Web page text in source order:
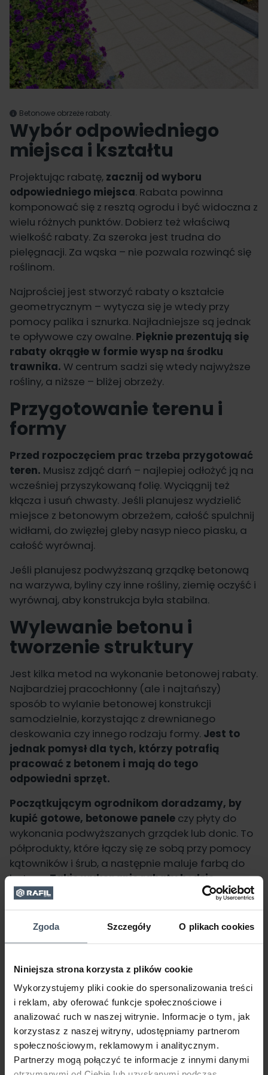
Zgoda Szczegóły O plikach cookies
Niniejsza strona korzysta z plików cookie
Wykorzystujemy pliki cookie do spersonalizowania treści
i reklam, aby oferować funkcje społecznościowe i
analizować ruch w naszej witrynie. Informacje o tym, jak
korzystasz z naszej witryny, udostępniamy partnerom
społecznościowym, reklamowym i analitycznym.
Partnerzy mogą połączyć te informacje z innymi danymi
Betonowe obrzeże rabaty.
Wybór odpowiedniego
miejsca i kształtu
Projektując rabatę, zacznij od wyboru
odpowiedniego miejsca. Rabata powinna
komponować się z resztą ogrodu i być widoczna z
wielu różnych punktów. Dobierz też właściwą
wielkość rabaty. Za szeroka jest trudna do
pielęgnacji. Za wąska – nie pozwala rozwinąć się
roślinom.
Najprościej jest stworzyć rabaty o kształcie
geometrycznym – wytycza się je wtedy przy
pomocy palika i sznurka. Najładniejsze są jednak
te opływowe czy owalne. Pięknie prezentują się
rabaty okrągłe w formie wysp na środku
trawnika. W centrum sadzi się wtedy najwyższe
rośliny, a niższe – bliżej obrzeży.
Przygotowanie terenu i
formy
Przed rozpoczęciem prac trzeba przygotować
teren. Musisz zdjąć darń – najlepiej odłożyć ją na
wcześniej przyszykowaną folię. Wyciągnij też
kłącza i usuń chwasty. Jeśli planujesz wydzielić
miejsce z betonowym obrzeżem, całość spulchnij
widłami, do zwięzłej gleby nasyp nieco piasku, a
całość wyrównaj.
Jeśli planujesz podwyższaną grządkę betonową
na warzywa, byliny czy inne rośliny, ziemię oczyść i
wyrównaj, aby konstrukcja była stabilna.
Wylewanie betonu i
tworzenie struktury
Jest kilka metod na wykonanie betonowej rabaty.
Najbardziej pracochłonny (ale i najtańszy)
sposób to wylanie betonowej konstrukcji
samodzielnie, korzystając z drewnianego
deskowania czy innego rodzaju formy. Jest to
jednak pomysł dla tych, którzy potrafią
pracować z betonem i mają do tego
odpowiedni sprzęt.
Początkującym ogrodnikom doradzamy, by
kupić gotowe, betonowe panele czy płyty do
wykonania podwyższanych grządek lub donic. To
półprodukty, które łączy się ze sobą przy pomocy
kątowników i śrub, a następnie maluje farbą do
betonu.Takie wykonanie rabaty będzie
zdecydowanie szybsze.
krawężniki. W przeciwieństwie do obrzeży
drewnianych czy z tworzywa pozostaną jak nowe
przez wiele lat. Bez problemu kupisz je gotowe w
dowolnym rozmiarze.
Pielęgnacja i
konserwacja rabatki
betonowej